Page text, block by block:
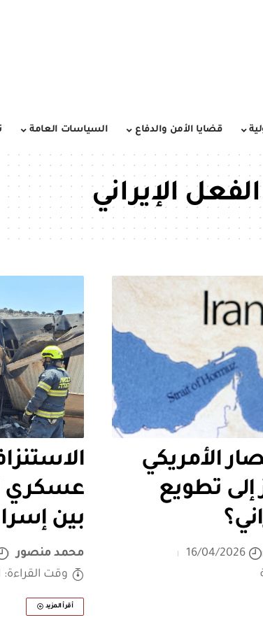
قضايا الأمن والدفاع السياسات العامة
الإيراني
الأمريكي
تطويع
16/04/2026
عسكري
بين
محمد منصور
وقت القراءة: 1 دقيقة
أقرأ المزيد